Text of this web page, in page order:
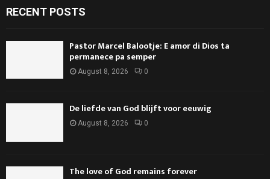
RECENT POSTS
Pastor Marcel Balootje: E amor di Dios ta
permanece pa semper
August 8, 2026 0
De liefde van God blijft voor eeuwig
August 8, 2026 0
The love of God remains forever